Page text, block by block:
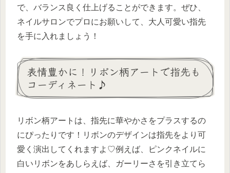
で、バランス良く仕上げることができます。ぜひ、
ネイルサロンでプロにお願いして、大人可愛い指先
を手に入れましょう！
表情豊かに！リボン柄アートで指先も
コーディネート♪
リボン柄アートは、指先に華やかさをプラスするの
にぴったりです！リボンのデザインは指先をより可
愛く演出してくれますよ♡例えば、ピンクネイルに
白いリボンをあしらえば、ガーリーさを引き立てら